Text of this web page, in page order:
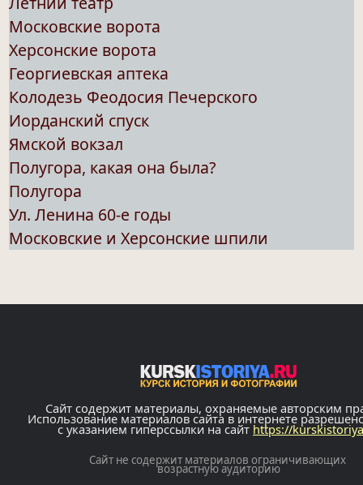
Московские ворота
Херсонские ворота
Георгиевская аптека
Колодезь Феодосия Печерского
Иорданский спуск
Ямской вокзал
Полугора, какая она была?
Полугора
Ул. Ленина 60-е годы
Московские и Херсонские шпили
Сайт содержит материалы, охраняемые авторским
Использование материалов сайта в интернете
с указанием гиперссылки на сайт https://
Сайт не содержит материалов ограничивающих
возрастную аудиторию